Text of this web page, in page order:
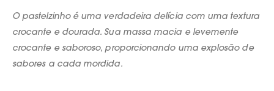
O pastelzinho é uma verdadeira delícia com uma textura
crocante e dourada. Sua massa macia e levemente
crocante e saboroso, proporcionando uma explosão de
sabores a cada mordida.